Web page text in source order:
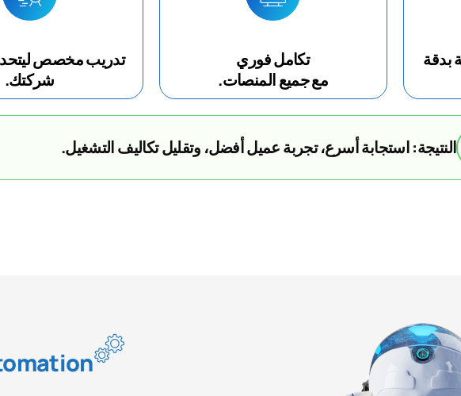
بدقة
تكامل فوري
مع جميع المنصات.
تدريب مخصص
شركتك.
النتيجة: استجابة أسرع، تجربة عميل أفضل، وتقليل تكاليف التشغيل.